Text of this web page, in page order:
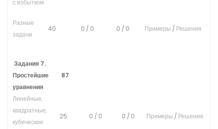
с избытком
Разные
задачи
40 0 / 0 0 / 0 Примеры / Решения
Задания 7.
Простейшие
уравнения
87
Линейные,
квадратные,
кубические
25 0 / 0 0 / 0 Примеры / Решения